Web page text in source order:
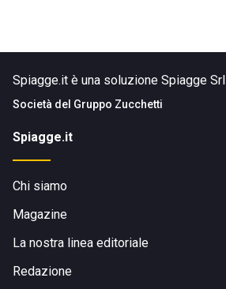
Spiagge.it è una soluzione Spiagge Srl
Società del Gruppo Zucchetti
Spiagge.it
Chi siamo
Magazine
La nostra linea editoriale
Redazione